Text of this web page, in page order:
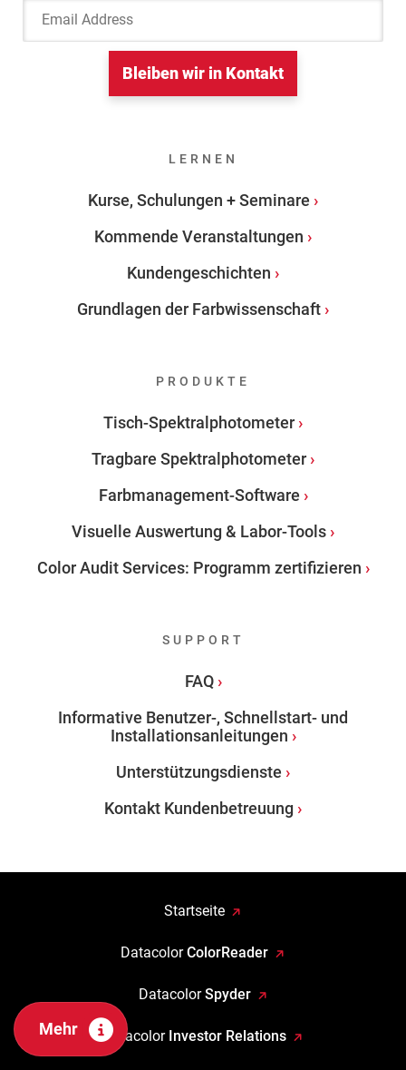
Email Address
Bleiben wir in Kontakt
LERNEN
Kurse, Schulungen + Seminare
Kommende Veranstaltungen
Kundengeschichten
Grundlagen der Farbwissenschaft
PRODUKTE
Tisch-Spektralphotometer
Tragbare Spektralphotometer
Farbmanagement-Software
Visuelle Auswertung & Labor-Tools
Color Audit Services: Programm zertifizieren
SUPPORT
FAQ
Informative Benutzer-, Schnellstart- und
Installationsanleitungen
Unterstützungsdienste
Kontakt Kundenbetreuung
Startseite
DatacolorColorReader
DatacolorSpyder
Datacolor Investor Relations
Mehr